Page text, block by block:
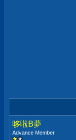
哆啦B夢
Advance Member